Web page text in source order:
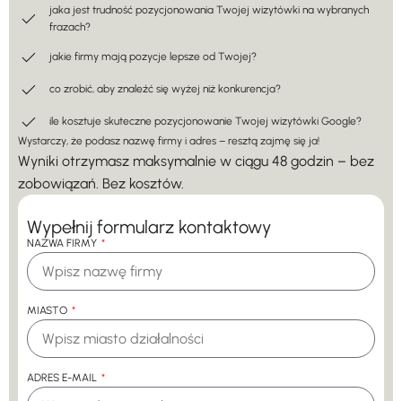
jaka jest trudność pozycjonowania Twojej wizytówki na wybranych
frazach?
jakie firmy mają pozycje lepsze od Twojej?
co zrobić, aby znaleźć się wyżej niż konkurencja?
ile kosztuje skuteczne pozycjonowanie Twojej wizytówki Google?
Wystarczy, że podasz nazwę firmy i adres – resztą zajmę się ja!
Wyniki otrzymasz maksymalnie w ciągu 48 godzin – bez
zobowiązań. Bez kosztów.
Wypełnij formularz kontaktowy
NAZWA FIRMY
MIASTO
ADRES E-MAIL